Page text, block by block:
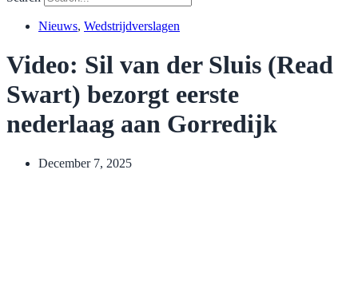
Nieuws, Wedstrijdverslagen
Video: Sil van der Sluis (Read
Swart) bezorgt eerste
nederlaag aan Gorredijk
December 7, 2025